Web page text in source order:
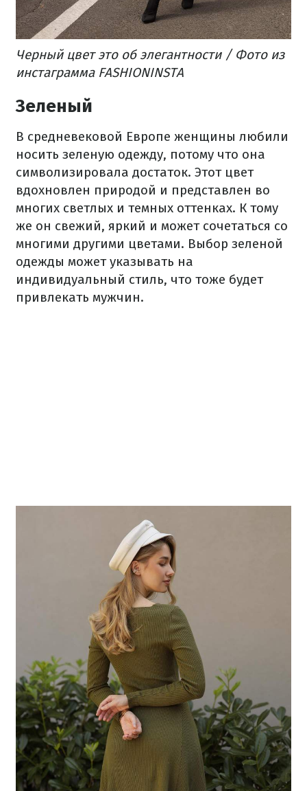
Черный цвет это об элегантности / Фото из
инстаграмма FASHIONINSTA
Зеленый
В средневековой Европе женщины любили
носить зеленую одежду, потому что она
символизировала достаток. Этот цвет
вдохновлен природой и представлен во
многих светлых и темных оттенках. К тому
же он свежий, яркий и может сочетаться со
многими другими цветами. Выбор зеленой
одежды может указывать на
индивидуальный стиль, что тоже будет
привлекать мужчин.